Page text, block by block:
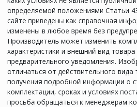
определяемой положениями Статьи
сайте приведены как справочная
изменены в любое время без
Производитель может изменить
характеристики и внешний вид товара
предварительного уведомления.
отличаться от действительного вида
получения подробной информации о
комплектации, сроках и условиях
просьба обращаться к менеджерам